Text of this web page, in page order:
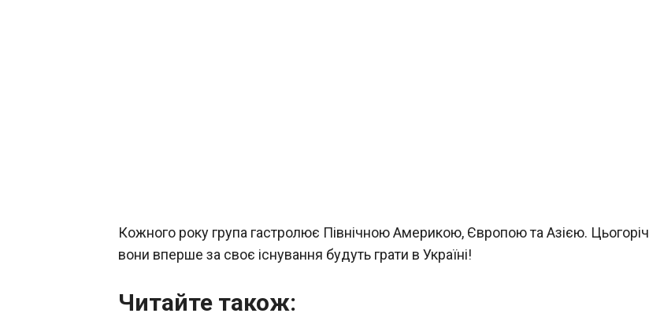
Кожного року група гастролює Північною Америкою, Європою та Азією. Цьогоріч
вони вперше за своє існування будуть грати в Україні!
Читайте також: